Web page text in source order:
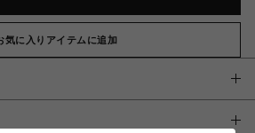
気に入りアイテムに追加